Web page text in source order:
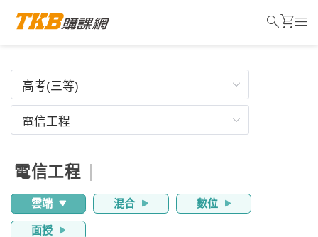
電信工程
雲端 混合 數位
面授
searchshopping_cartmenu